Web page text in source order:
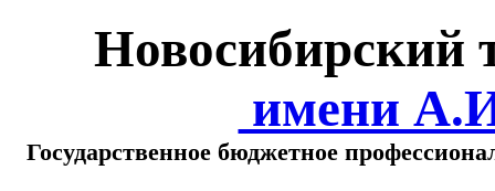
Новосибирский
имени
Государственное бюджетное